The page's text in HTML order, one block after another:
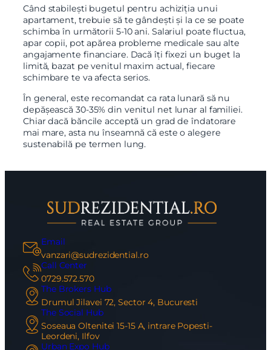
Când stabilești bugetul pentru achiziția unui
apartament, trebuie să te gândești și la ce se poate
schimba în următorii 5-10 ani. Salariul poate fluctua,
apar copii, pot apărea probleme medicale sau alte
angajamente financiare. Dacă îți fixezi un buget la
limită, bazat pe venitul maxim actual, fiecare
schimbare te va afecta serios.
În general, este recomandat ca rata lunară să nu
depășească 30-35% din venitul net lunar al familiei.
Chiar dacă băncile acceptă un grad de îndatorare
mai mare, asta nu înseamnă că este o alegere
sustenabilă pe termen lung.
Email
vanzari@sudrezidential.ro
Call Center
0729.572.570
The Brokers Hub
Drumul Jilavei 72, Sector 4, Bucuresti
The Social Hub
Soseaua Oltenitei 15-15 A, intrare Popesti-
Leordeni, Ilfov
Urban Expo Hub